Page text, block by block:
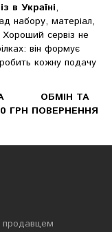
в Україні,
набору, матеріал,
Хороший сервіз не
він формує
кожну подачу
ГРН
ОБМІН ТА
ПОВЕРНЕННЯ
продавцем